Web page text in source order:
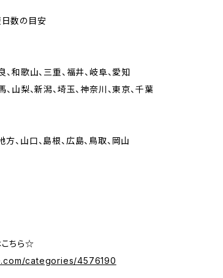
数の目安
、和歌山、三重、福井、岐阜、愛知
、山梨、新潟、埼玉、神奈川、東京、千葉
、山口、島根、広島、鳥取、岡山
ちら☆
categories/4576190